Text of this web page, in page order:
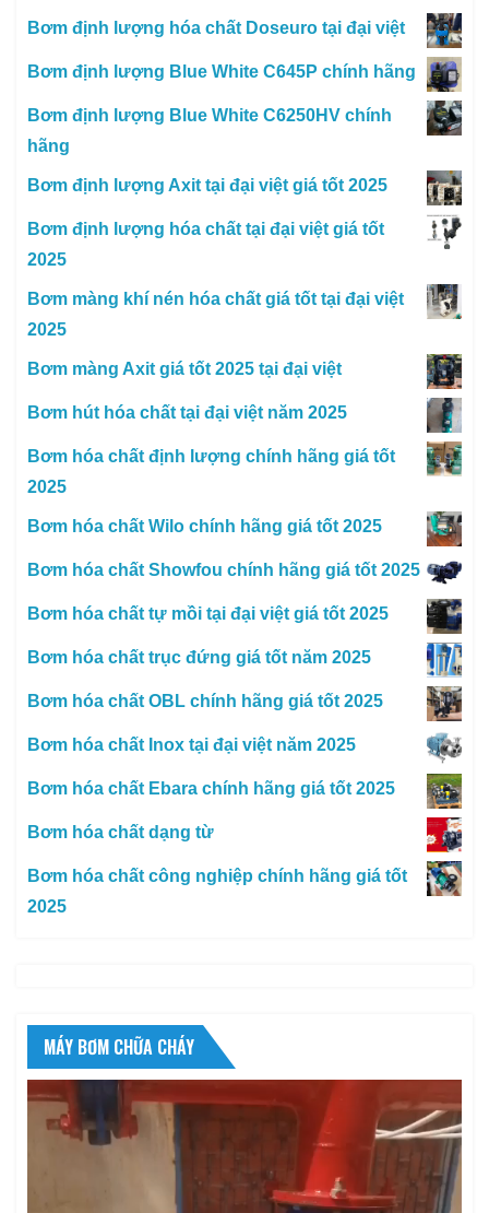
Bơm định lượng hóa chất Doseuro tại đại việt
Bơm định lượng Blue White C645P chính hãng
Bơm định lượng Blue White C6250HV chính
hãng
Bơm định lượng Axit tại đại việt giá tốt 2025
Bơm định lượng hóa chất tại đại việt giá tốt
2025
Bơm màng khí nén hóa chất giá tốt tại đại việt
2025
Bơm màng Axit giá tốt 2025 tại đại việt
Bơm hút hóa chất tại đại việt năm 2025
Bơm hóa chất định lượng chính hãng giá tốt
2025
Bơm hóa chất Wilo chính hãng giá tốt 2025
Bơm hóa chất Showfou chính hãng giá tốt 2025
Bơm hóa chất tự mồi tại đại việt giá tốt 2025
Bơm hóa chất trục đứng giá tốt năm 2025
Bơm hóa chất OBL chính hãng giá tốt 2025
Bơm hóa chất Inox tại đại việt năm 2025
Bơm hóa chất Ebara chính hãng giá tốt 2025
Bơm hóa chất dạng từ
Bơm hóa chất công nghiệp chính hãng giá tốt
2025
MÁY BƠM CHỮA CHÁY
Trình
chơi